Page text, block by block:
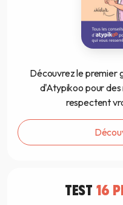
Découvrez le premier
d'Atypikoo pour
respectent
TEST 16